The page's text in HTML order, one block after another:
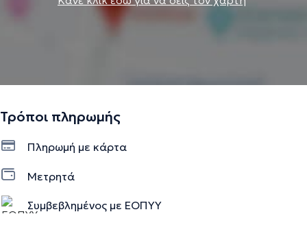
Τρόποι πληρωμής
Πληρωμή με κάρτα
Μετρητά
Συμβεβλημένος με ΕΟΠΥΥ